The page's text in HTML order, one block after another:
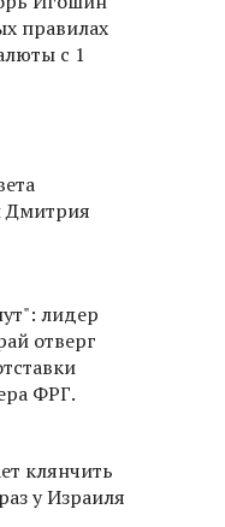
правилах
с 1
Дмитрия
лидер
отверг
ФРГ.
клянчить
у Израиля